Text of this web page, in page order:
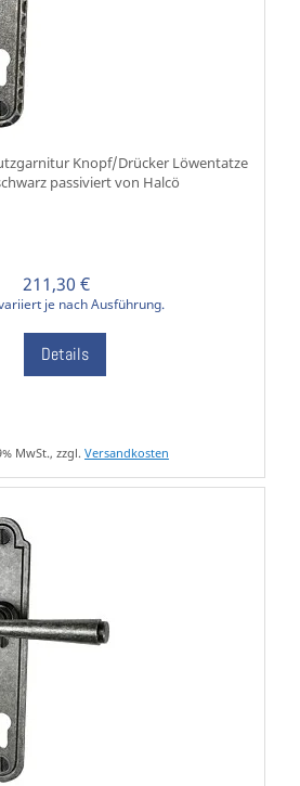
Knopf/Drücker Löwentatze
passiviert von Halcö
211,30 €
je nach Ausführung.
Details
MwSt., zzgl. Versandkosten